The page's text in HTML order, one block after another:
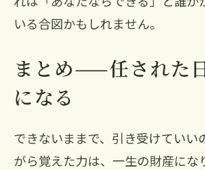
いる合図かもしれません。
まとめ——任された
になる
できないままで、引き受けていい
がら覚えた力は、一生の財産にな